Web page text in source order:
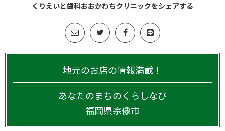
くりえいと歯科おおかわちクリニックをシェアする
地元のお店の情報満載！
あなたのまちのくらしなび
福岡県宗像市